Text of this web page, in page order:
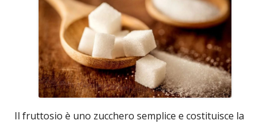
Il fruttosio è uno zucchero semplice e costituisce la